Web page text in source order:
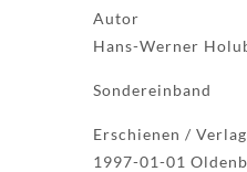
Autor
Hans-Werner
Sondereinband
Erschienen / Verlag
1997-01-01